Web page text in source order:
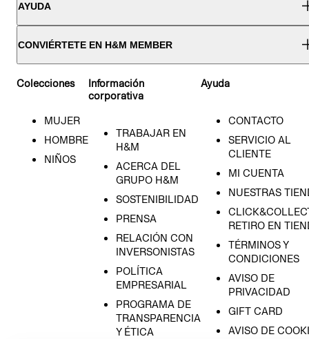
AYUDA
CONVIÉRTETE EN H&M MEMBER
Colecciones
MUJER
HOMBRE
NIÑOS
Información
corporativa
TRABAJAR EN
H&M
ACERCA DEL
GRUPO H&M
SOSTENIBILIDAD
PRENSA
RELACIÓN CON
INVERSONISTAS
POLÍTICA
EMPRESARIAL
PROGRAMA DE
TRANSPARENCIA
Y ÉTICA
Ayuda
CONTACTO
SERVICIO AL
CLIENTE
MI CUENTA
NUESTRAS
RETIRO EN
TÉRMINOS Y
CONDICIONES
AVISO DE
PRIVACIDAD
GIFT CARD
AVISO DE